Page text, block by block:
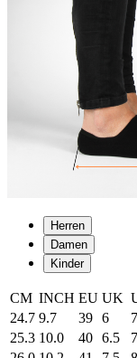
Herren
Damen
Kinder
CM INCH EU UK
24.7 9.7 39 6
7
25.3 10.0 40 6.5